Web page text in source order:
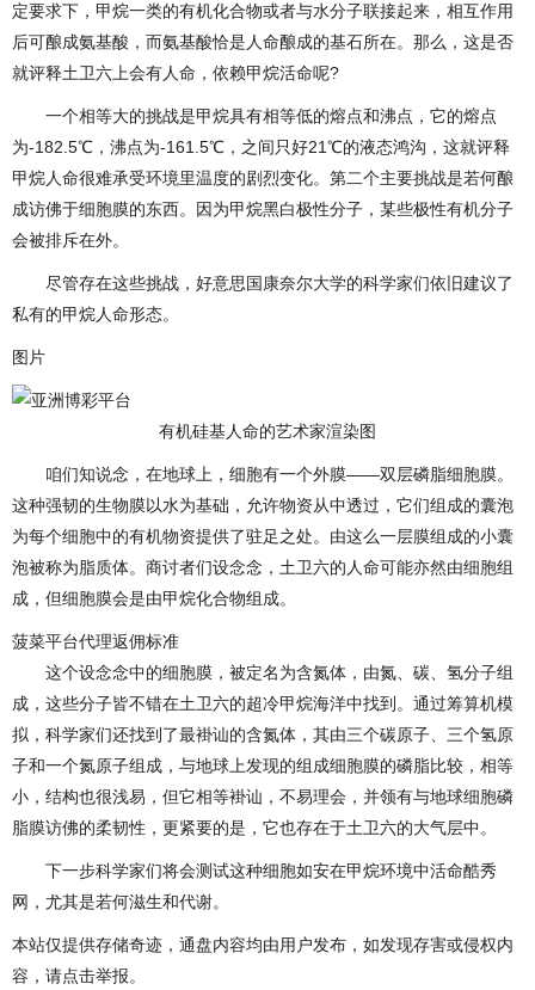
定要求下，甲烷一类的有机化合物或者与水分子联接起来，相互作用
后可酿成氨基酸，而氨基酸恰是人命酿成的基石所在。那么，这是否
就评释土卫六上会有人命，依赖甲烷活命呢?
一个相等大的挑战是甲烷具有相等低的熔点和沸点，它的熔点
为-182.5℃，沸点为-161.5℃，之间只好21℃的液态鸿沟，这就评释
甲烷人命很难承受环境里温度的剧烈变化。第二个主要挑战是若何酿
成访佛于细胞膜的东西。因为甲烷黑白极性分子，某些极性有机分子
会被排斥在外。
尽管存在这些挑战，好意思国康奈尔大学的科学家们依旧建议了
私有的甲烷人命形态。
图片
有机硅基人命的艺术家渲染图
咱们知说念，在地球上，细胞有一个外膜——双层磷脂细胞膜。
这种强韧的生物膜以水为基础，允许物资从中透过，它们组成的囊泡
为每个细胞中的有机物资提供了驻足之处。由这么一层膜组成的小囊
泡被称为脂质体。商讨者们设念念，土卫六的人命可能亦然由细胞组
成，但细胞膜会是由甲烷化合物组成。
菠菜平台代理返佣标准
这个设念念中的细胞膜，被定名为含氮体，由氮、碳、氢分子组
成，这些分子皆不错在土卫六的超冷甲烷海洋中找到。通过筹算机模
拟，科学家们还找到了最褂讪的含氮体，其由三个碳原子、三个氢原
子和一个氮原子组成，与地球上发现的组成细胞膜的磷脂比较，相等
小，结构也很浅易，但它相等褂讪，不易理会，并领有与地球细胞磷
脂膜访佛的柔韧性，更紧要的是，它也存在于土卫六的大气层中。
下一步科学家们将会测试这种细胞如安在甲烷环境中活命酷秀
网，尤其是若何滋生和代谢。
本站仅提供存储奇迹，通盘内容均由用户发布，如发现存害或侵权内
容，请点击举报。